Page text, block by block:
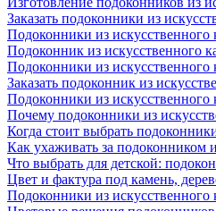
Заказать подоконники из
Подоконники из искусственного
Подоконник из искусственного
Подоконники из искусственного
Заказать подоконник из
Подоконники из искусственного
Почему подоконники из
Когда стоит выбрать
Как ухаживать за подоконником
Что выбрать для детской:
Цвет и фактура под камень,
Подоконники из